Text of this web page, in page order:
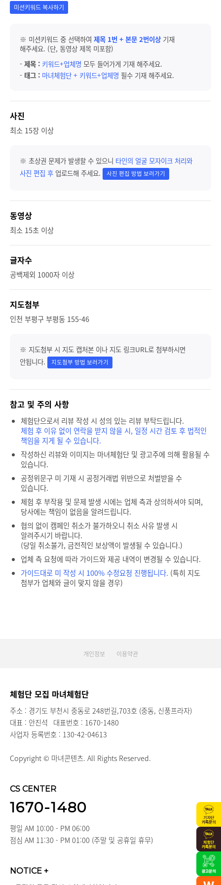
미션키워드 복사하기
※ 미션키워드 중 선택하여 제목 1번 + 본문 2번이상 기재
해주세요. (단, 동영상 제목 미포함)
- 제목 : 키워드+업체명 모두 들어가게 기재 해주세요.
- 태그 : 마녀체험단 + 키워드+업체명 필수 기재 해주세요.
사진
최소 15장 이상
※ 초상권 문제가 발생할 수 있으니 타인의 얼굴 모자이크 처리와
사진 편집 후 업로드해 주세요. 사진 편집 방법 보러가기
동영상
최소 15초 이상
글자수
공백제외 1000자 이상
지도첨부
인천 부평구 부평동 155-46
※ 지도첨부 시 지도 캡처본 이나 지도 링크URL로 첨부하시면
안됩니다.
지도첨부 방법 보러가기
참고 및 주의 사항
체험단으로서 리뷰 작성 시 성의 있는 리뷰 부탁드립니다.
체험 후 이유 없이 연락을 받지 않을 시, 일정 시간 검토 후 법적인
책임을 지게 될 수 있습니다.
작성하신 리뷰와 이미지는 마녀체험단 및 광고주에 의해 활용될 수
있습니다.
공정위문구 미 기재 시 공정거래법 위반으로 처벌받을 수
있습니다.
체험 후 부작용 및 문제 발생 시에는 업체 측과 상의하셔야 되며,
당사에는 책임이 없음을 알려드립니다.
협의 없이 캠페인 취소가 불가하오니 취소 사유 발생 시
알려주시기 바랍니다.
(당일 취소불가, 금전적인 보상액이 발생될 수 있습니다.)
업체 측 요청에 따라 가이드와 제공 내역이 변경될 수 있습니다.
가이드대로 미 작성 시 100% 수정요청 진행됩니다. (특히 지도
첨부가 업체와 글이 맞지 않을 경우)
개인정보 이용약관
체험단 모집 마녀체험단
주소 : 경기도 부천시 중동로 248번길,703호 (중동, 신풍프라자)
대표 : 안진석 대표번호 : 1670-1480
사업자 등록번호 : 130-42-04613
Copyright © 마녀콘텐츠. All Rights Reserved.
CS CENTER
1670-1480
평일 AM 10:00 - PM 06:00
점심 AM 11:30 - PM 01:00 (주말 및 공휴일 휴무)
NOTICE +